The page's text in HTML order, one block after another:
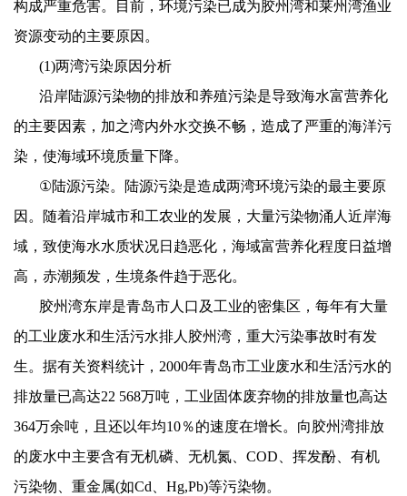
构成严重危害。目前，环境污染已成为胶州湾和莱州湾渔业
资源变动的主要原因。
(1)两湾污染原因分析
沿岸陆源污染物的排放和养殖污染是导致海水富营养化
的主要因素，加之湾内外水交换不畅，造成了严重的海洋污
染，使海域环境质量下降。
①陆源污染。陆源污染是造成两湾环境污染的最主要原
因。随着沿岸城市和工农业的发展，大量污染物涌人近岸海
域，致使海水水质状况日趋恶化，海域富营养化程度日益增
高，赤潮频发，生境条件趋于恶化。
胶州湾东岸是青岛市人口及工业的密集区，每年有大量
的工业废水和生活污水排人胶州湾，重大污染事故时有发
生。据有关资料统计， 2000年青岛市工业废水和生活污水的
排放量已高达22 568万吨，工业固体废弃物的排放量也高达
364万余吨，且还以年均10％的速度在增长。向胶州湾排放
的废水中主要含有无机磷、无机氮、 COD 、挥发酚、有机
污染物、重金属(如Cd Hg,Pb)等污染物。